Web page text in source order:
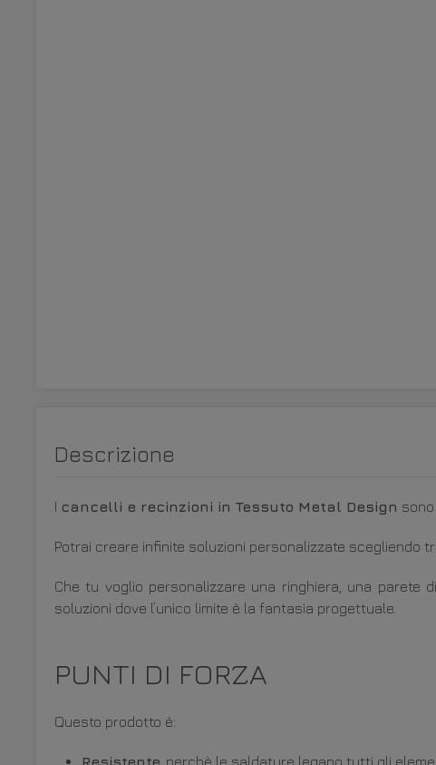
Descrizione
I cancelli e recinzioni in Tessuto Metal Design
Potrai creare infinite soluzioni personalizzate scegliendo
Che tu voglio personalizzare una ringhiera, una
soluzioni dove l’unico limite è la fantasia progettuale
PUNTI DI FORZA
Questo prodotto è:
Resistente, perchè le saldature legano tutti gli